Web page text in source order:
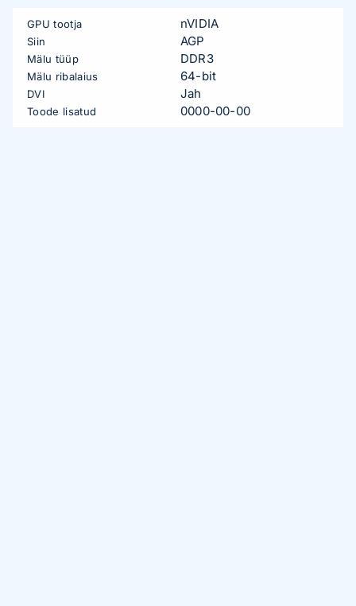
GPU tootja nVIDIA
Siin AGP
Mälu tüüp DDR3
Mälu ribalaius 64-bit
DVI Jah
Toode lisatud 0000-00-00